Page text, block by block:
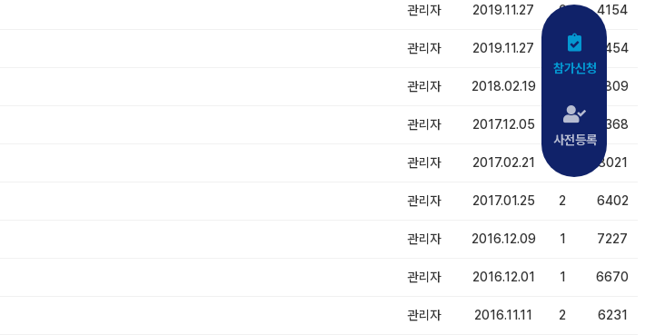
관리자 2019.11.27 0 4154
관리자 2019.11.27 4454
관리자 2018.02.19 9809
관리자 2017.12.05 1 7368
관리자 2017.02.21 8021
관리자 2017.01.25 2 6402
관리자 2016.12.09 1 7227
관리자 2016.12.01 1 6670
관리자 2016.11.11 2 6231
참가신청
사전등록